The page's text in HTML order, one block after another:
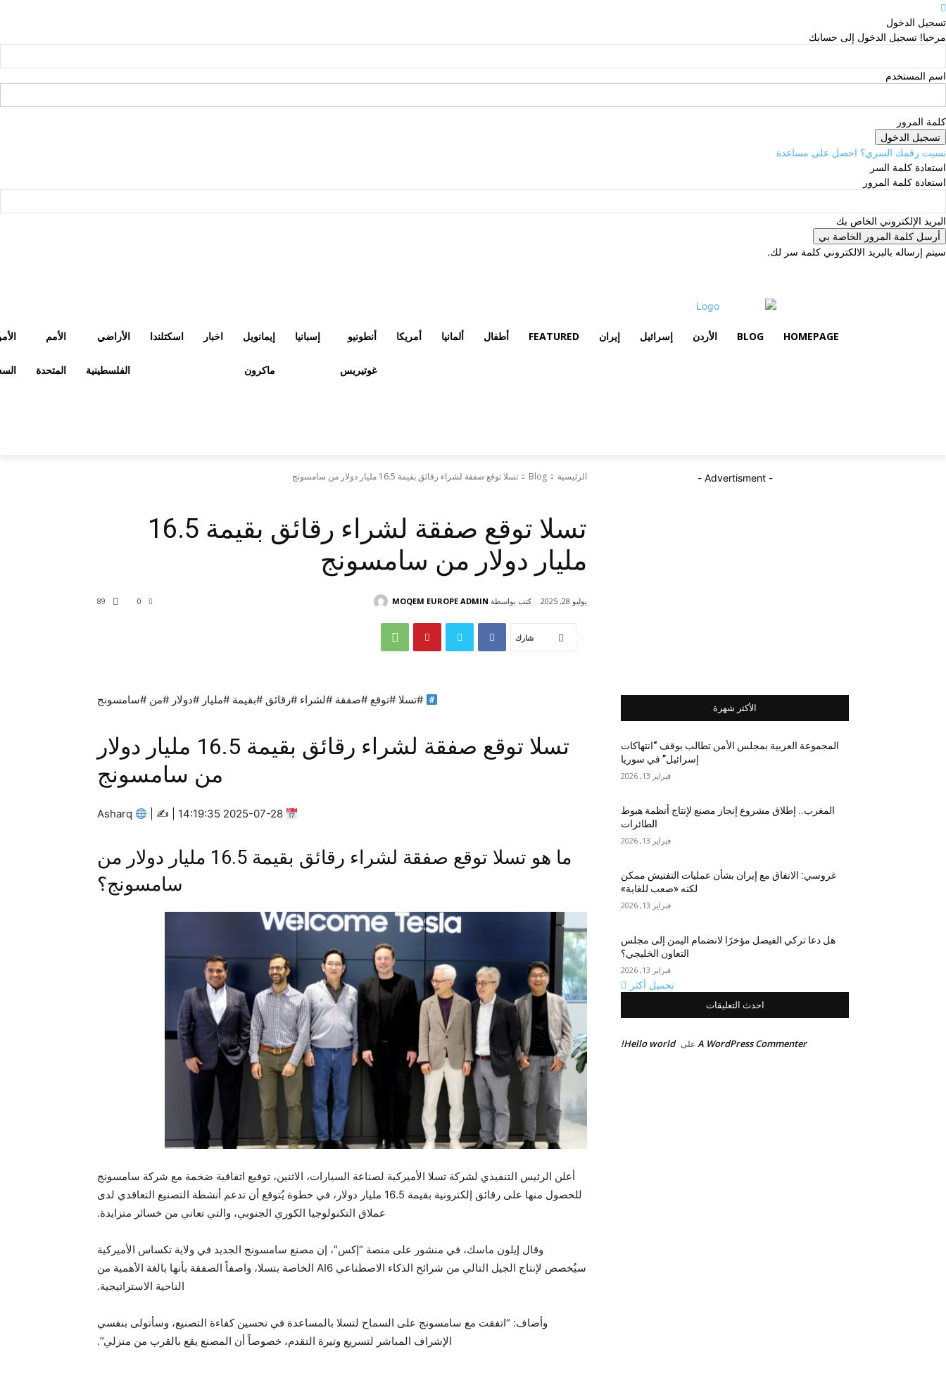
تسجيل الدخول
مرحبا! تسجيل الدخول إلى حسابك
اسم المستخدم
كلمة المرور
نسيت رقمك السري؟ احصل على مساعدة
استعادة كلمة السر
استعادة كلمة المرور
البريد الإلكتروني الخاص بك
سيتم إرساله بالبريد الالكتروني كلمة سر لك.
HOMEPAGE
BLOG الأردن إسرائيل إيران FEATURED أطفال ألمانيا أمريكا أنطونيو
غوتيريس
إسبانيا إيمانويل
ماكرون
اخبار اسكتلندا الأراضي
الفلسطينية
الأمم
المتحدة
الرئيسية Blog تسلا توقع صفقة لشراء رقائق بقيمة 16.5 مليار دولار من سامسونج
تسلا توقع صفقة لشراء رقائق بقيمة 16.5
مليار دولار من سامسونج
0
89 يوليو 28, 2025 كتب بواسطة MOQEM EUROPE ADMIN
شارك
#تسلا #توقع #صفقة #لشراء #رقائق #بقيمة #مليار #دولار #من #سامسونج
تسلا توقع صفقة لشراء رقائق بقيمة 16.5 مليار دولار
من سامسونج
ما هو تسلا توقع صفقة لشراء رقائق بقيمة 16.5 مليار دولار من
سامسونج؟
أعلن الرئيس التنفيذي لشركة تسلا الأميركية لصناعة السيارات، الاثنين، توقيع اتفاقية ضخمة مع شركة سامسونج
للحصول منها على رقائق إلكترونية بقيمة 16.5 مليار دولار، في خطوة يُتوقع أن تدعم أنشطة التصنيع التعاقدي لدى
عملاق التكنولوجيا الكوري الجنوبي، والتي تعاني من خسائر متزايدة.
وقال إيلون ماسك، في منشور على منصة “إكس”، إن مصنع سامسونج الجديد في ولاية تكساس الأميركية
سيُخصص لإنتاج الجيل التالي من شرائح الذكاء الاصطناعي AI6 الخاصة بتسلا، واصفاً الصفقة بأنها بالغة الأهمية من
الناحية الاستراتيجية.
وأضاف: “اتفقت مع سامسونج على السماح لتسلا بالمساعدة في تحسين كفاءة التصنيع، وسأتولى بنفسي
الإشراف المباشر لتسريع وتيرة التقدم، خصوصاً أن المصنع يقع بالقرب من منزلي”.
- Advertisment -
الأكثر شهرة
المجموعة العربية بمجلس الأمن تطالب بوقف “انتهاكات
إسرائيل” في سوريا
فبراير 13, 2026
المغرب.. إطلاق مشروع إنجاز مصنع لإنتاج أنظمة هبوط
الطائرات
فبراير 13, 2026
غروسي: الاتفاق مع إيران بشأن عمليات التفتيش ممكن
لكنه «صعب للغاية»
فبراير 13, 2026
هل دعا تركي الفيصل مؤخرًا لانضمام اليمن إلى مجلس
التعاون الخليجي؟
فبراير 13, 2026
تحميل أكثر
احدث التعليقات
A WordPress Commenter على Hello world!